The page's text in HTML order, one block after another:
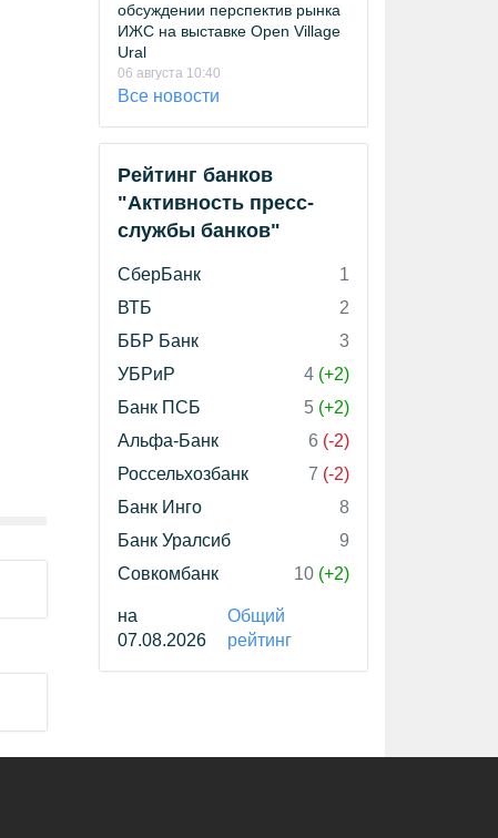
обсуждении перспектив рынка
ИЖС на выставке Open Village
Ural
06 августа 10:40
Все новости
Рейтинг банков
"Активность пресс-
службы банков"
СберБанк
1
ВТБ
2
ББР Банк
3
УБРиР
4 (+2)
Банк ПСБ
5 (+2)
Альфа-Банк
6 (-2)
Россельхозбанк
7 (-2)
Банк Инго
8
Банк Уралсиб
9
Совкомбанк
10 (+2)
на
07.08.2026
Общий
рейтинг